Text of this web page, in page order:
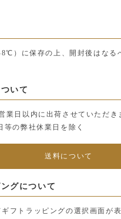
）に保存の上、開封後はなる
いて
業日以内に出荷させていただき
の弊社休業日を除く
送料について
グについて
フトラッピングの選択画面が表